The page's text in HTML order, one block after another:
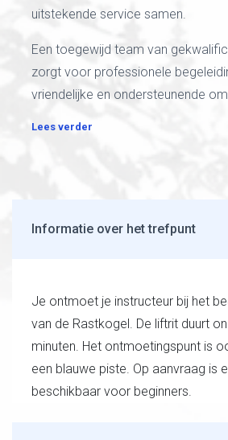
uitstekende service samen.
Een toegewijd team van
zorgt voor professionele
vriendelijke en ondersteunende
Lees verder
Informatie over het trefpunt
Je ontmoet je instructeur bij het
van de Rastkogel. De liftrit duurt
minuten. Het ontmoetingspunt is
een blauwe piste. Op aanvraag is
beschikbaar voor beginners.